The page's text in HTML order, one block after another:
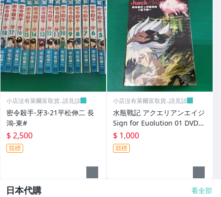
小店沒有萊爾富取貨..請見諒
密令殺手-牙3-21平松伸二 長
鴻-東#
$ 2,500
競標
小店沒有萊爾富取貨..請見諒
水瓶戰記 アクエリアンエイジ
Sign for Euolution 01 DVD售
出概不退換
$ 1,000
競標
日本代購 看全部